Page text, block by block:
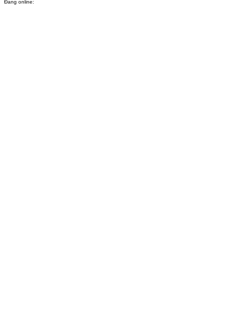
Đang online: